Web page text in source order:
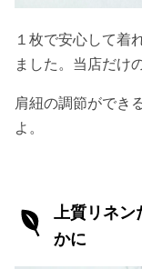
１枚で安心して着
ました。当店だけ
肩紐の調節ができ
よ。
上質リネ
かに